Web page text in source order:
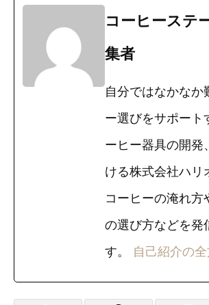
コーヒーステ
集者
自分ではなかなか
ー選びをサポート
ーヒー器具の開発
ける株式会社ハリ
コーヒーの淹れ方
の選び方などを発
す。 自己紹介の